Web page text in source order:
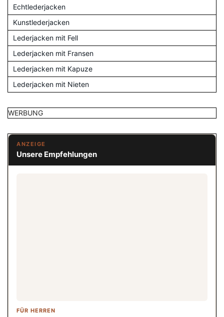
Echtlederjacken
Kunstlederjacken
Lederjacken mit Fell
Lederjacken mit Fransen
Lederjacken mit Kapuze
Lederjacken mit Nieten
WERBUNG
ANZEIGE
Unsere Empfehlungen
FÜR HERREN